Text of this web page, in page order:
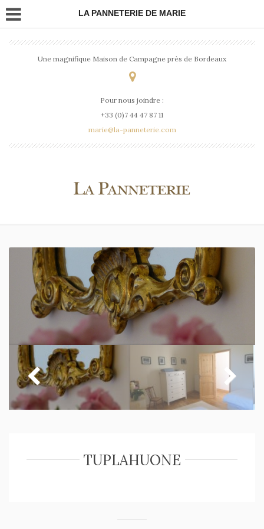
LA PANNETERIE DE MARIE
Une magnifique Maison de Campagne près de Bordeaux
Pour nous joindre :
+33 (0)7 44 47 87 11
marie@la-panneterie.com
TUPLAHUONE